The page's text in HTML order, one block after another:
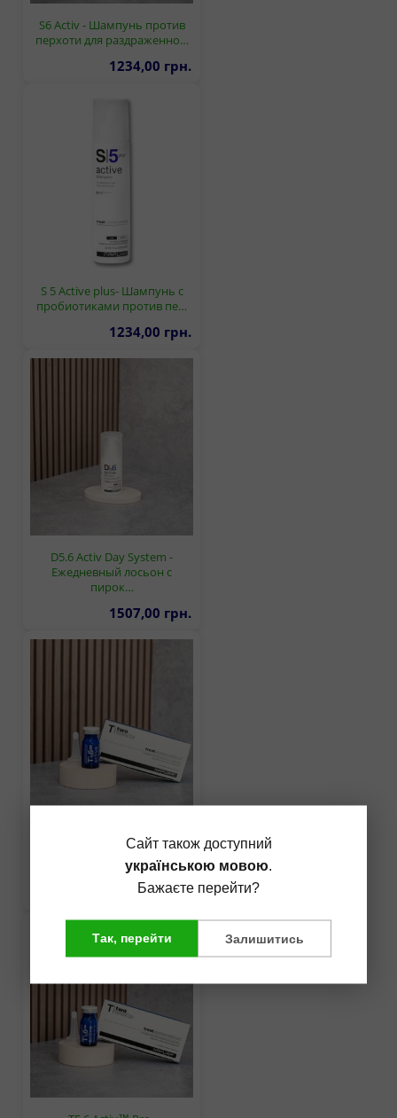
S6 Activ - Шампунь против
перхоти для раздраженно…
1234,00 грн.
S 5 Active plus- Шампунь с
пробиотиками против пе…
1234,00 грн.
D5.6 Activ Day System -
Ежедневный лосьон с
пирок…
1507,00 грн.
T5.6 Activ™ Post -
Нормализующие ампулы
против пе…
1656,00 грн.
Сайт також доступний
українською мовою
Бажаєте перейти?
Так, перейти Залишитись